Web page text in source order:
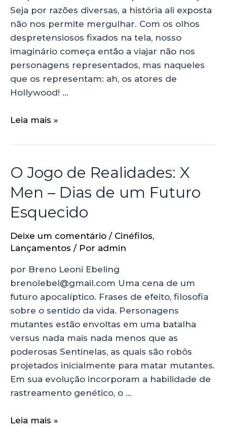
Seja por razões diversas, a história ali exposta
não nos permite mergulhar. Com os olhos
despretensiosos fixados na tela, nosso
imaginário começa então a viajar não nos
personagens representados, mas naqueles
que os representam: ah, os atores de
Hollywood! …
Leia mais »
O Jogo de Realidades: X
Men – Dias de um Futuro
Esquecido
Deixe um comentário / Cinéfilos,
Lançamentos / Por admin
por Breno Leoni Ebeling
brenolebel@gmail.com Uma cena de um
futuro apocalíptico. Frases de efeito, filosofia
sobre o sentido da vida. Personagens
mutantes estão envoltas em uma batalha
versus nada mais nada menos que as
poderosas Sentinelas, as quais são robôs
projetados inicialmente para matar mutantes.
Em sua evolução incorporam a habilidade de
rastreamento genético, o …
Leia mais »